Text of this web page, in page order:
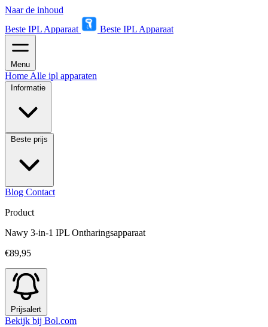
Naar de inhoud
Beste IPL Apparaat
Beste IPL Apparaat
Menu
Home Alle ipl apparaten
Informatie
Beste prijs
Blog Contact
Product
Nawy 3-in-1 IPL Ontharingsapparaat
€89,95
Prijsalert
Bekijk bij Bol.com